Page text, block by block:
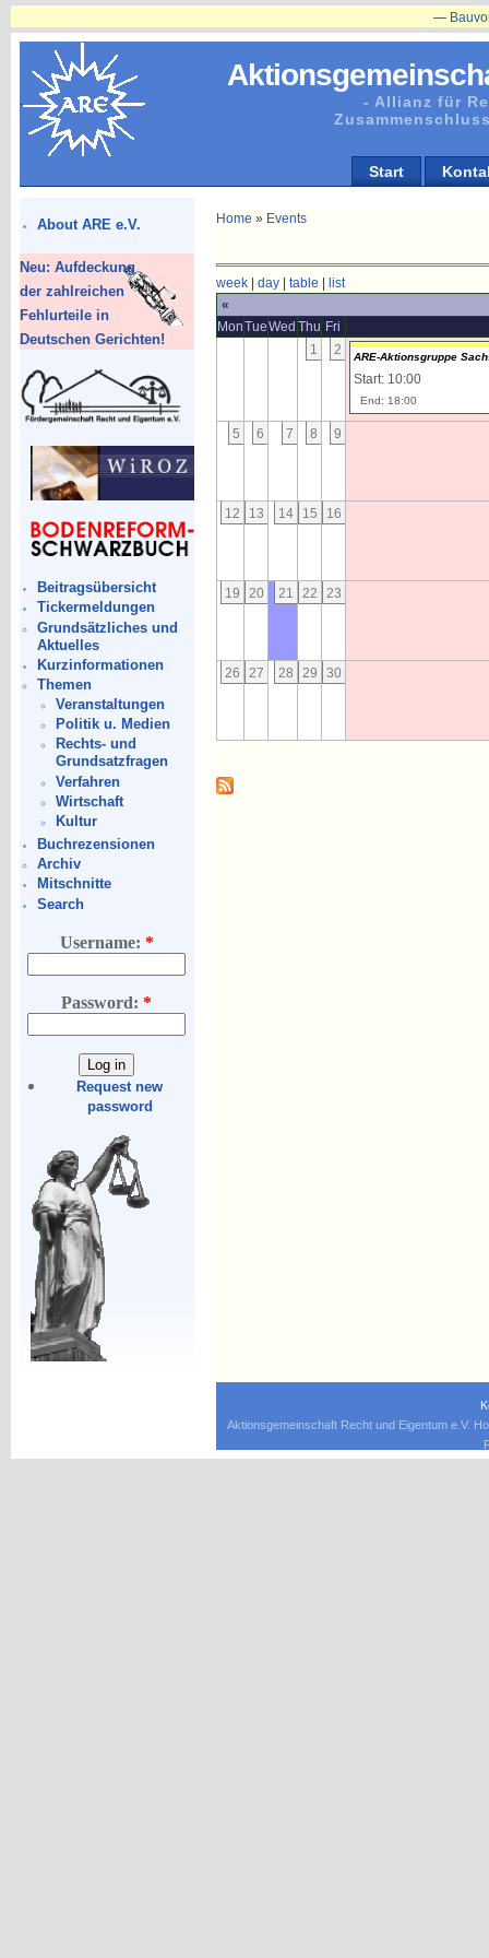
- Allianz für
Start
About ARE e.V.
Neu: Aufdeckung
der zahlreichen
Fehlurteile in
Deutschen Gerichten!
Beitragsübersicht
Tickermeldungen
Grundsätzliches und
Aktuelles
Kurzinformationen
Themen
Veranstaltungen
Politik u. Medien
Rechts- und
Grundsatzfragen
Verfahren
Wirtschaft
Kultur
Buchrezensionen
Archiv
Mitschnitte
Search
Username: *
Password:*
Request new
password
Home » Events
week| day| table
list
«
MonTueWed Thu Fri
1
2 ARE-Aktionsgruppe
Start: 10:00
End: 18:00
5 6 7 8 9
12 13 14 15 16
19 20 21 22 23
26 27 28 29 30
Aktionsgemeinschaft Recht und Eigentum e.V.